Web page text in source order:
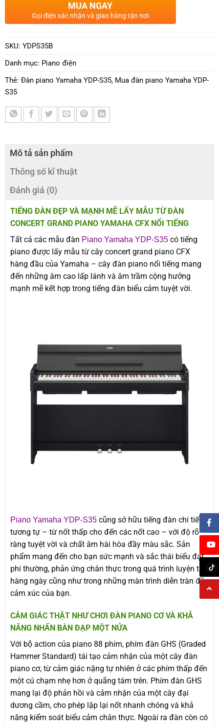
MUA NGAY
Gọi điện xác nhận và giao hàng tận nơi
SKU: YDPS35B
Danh mục: Piano điện
Thẻ: Đàn piano Yamaha YDP-S35, Mua đàn piano Yamaha YDP-
S35
Mô tả sản phẩm
Đánh giá (0)
Thông số kĩ thuật
TIẾNG ĐÀN ĐẸP VÀ MẠNH MẼ LẤY MẪU TỪ ĐÀN
CONCERT GRAND PIANO YAMAHA CFX NỔI TIẾNG
Tất cả các mẫu đàn Piano Yamaha YDP-S35có tiếng
piano được lấy mẫu từ cây concert grand piano CFX
hàng đầu của Yamaha – cây đàn piano nổi tiếng mang
đến những âm cao lấp lánh và âm trầm cộng hưởng
mạnh mẽ kết hợp trong tiếng đàn biểu cảm tuyệt vời.
Piano Yamaha YDP-S35cũng sở hữu tiếng đàn chi tiết
tương tự – từ nốt thấp cho đến các nốt cao – với độ rõ
ràng tuyệt vời và chất âm hài hòa đầy màu sắc. Sản
phẩm mang đến cho bạn sức mạnh và sắc thái biểu đạt
phi thường, phản ứng chân thực trong quá trình luyện tập
hàng ngày cũng như trong những màn trình diễn tràn đầy
cảm xúc của bạn.
CẢM GIÁC THẬT NHƯ CHƠI ĐÀN PIANO CƠ VÀ KHẢ
NĂNG NHẤN BÀN ĐẠP MỘT NỬA
Với bộ action của piano 88 phím, phím đàn GHS (Graded
Hammer Standard) tái tạo cảm nhận của một cây đàn
piano cơ, từ cảm giác nặng tự nhiên ở các phím thấp đến
một cú chạm nhẹ hơn ở quãng tám trên. Phím đàn GHS
mang lại độ phản hồi và cảm nhận của một cây đại
dương cầm, cho phép lặp lại nốt nhanh chóng và khả
năng kiểm soát biểu cảm chân thực. Ngoài ra đàn còn có